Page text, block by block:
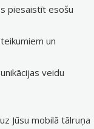
piesaistīt esošu
un
veidu
Jūsu mobilā tālruņa